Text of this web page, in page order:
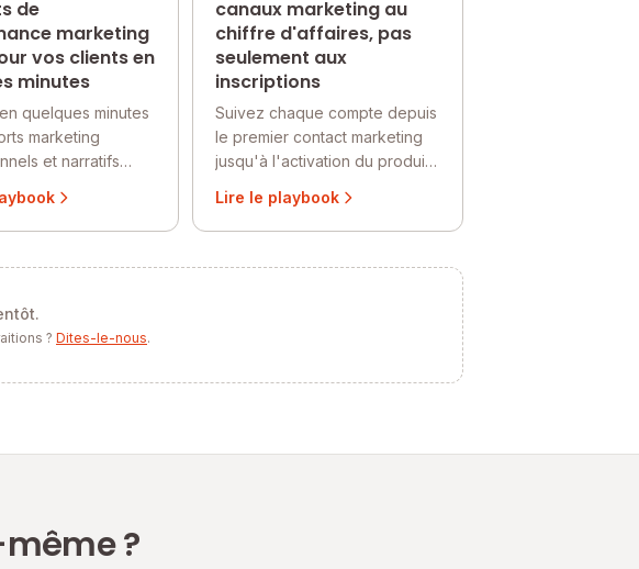
de
marketing
vos clients en
minutes
quelques minutes
marketing
et narratifs
des
performance et
de Querri.
canaux marketing au
chiffre d'affaires, pas
seulement aux
inscriptions
Suivez chaque compte depuis
le premier contact marketing
jusqu'à l'activation du produit
réellement encaissé. Reliez
HubSpot, Amplitude et Stripe
Lire le playbook
? Dites-le-nous.
?